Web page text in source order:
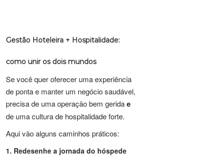
Gestão Hoteleira + Hospitalidade:
como unir os dois mundos
Se você quer oferecer uma experiência
de ponta e manter um negócio saudável,
precisa de uma operação bem geridae
de uma cultura de hospitalidade forte.
Aqui vão alguns caminhos práticos:
1. Redesenhe a jornada do hóspede